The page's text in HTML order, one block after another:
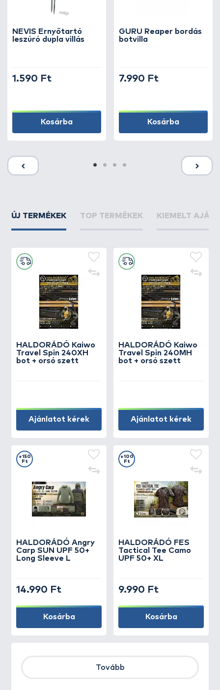
NEVIS Ernyőtartó
leszúró dupla villás
1.590 Ft
Kosárba
GURU Reaper bordás
botvilla
7.990 Ft
Kosárba
ÚJ TERMÉKEK TOP TERMÉKEK KIEMELT
HALDORÁDÓ Kaiwo
Travel Spin 240XH
bot + orsó szett
Ajánlatot kérek
HALDORÁDÓ Kaiwo
Travel Spin 240MH
bot + orsó szett
Ajánlatot kérek
HALDORÁDÓ Angry
Carp SUN UPF 50+
Long Sleeve L
+150
Ft
14.990 Ft
Kosárba
HALDORÁDÓ FES
Tactical Tee Camo
UPF 50+ XL
+100
Ft
9.990 Ft
Kosárba
Tovább